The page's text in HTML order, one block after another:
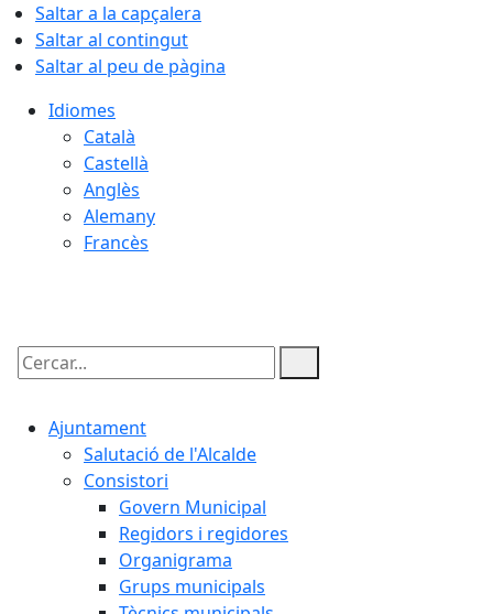
Saltar a la capçalera
Saltar al contingut
Saltar al peu de pàgina
Idiomes
Català
Castellà
Anglès
Alemany
Francès
Cercar:
Ajuntament
Salutació de l'Alcalde
Consistori
Govern Municipal
Regidors i regidores
Organigrama
Grups municipals